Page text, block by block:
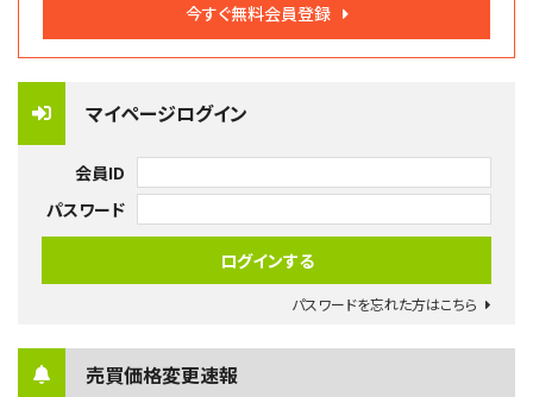
今すぐ無料会員登録
マイページログイン
会員ID
パスワード
パスワードを忘れた方はこちら
売買価格変更速報